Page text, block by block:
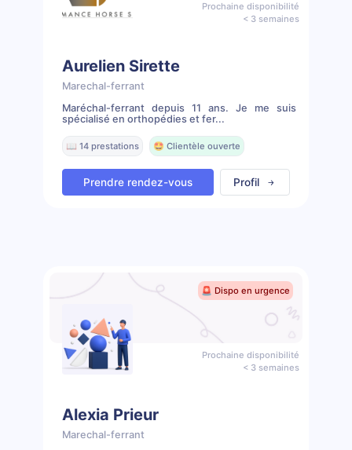
Prochaine disponibilité
< 3 semaines
Aurelien Sirette
Marechal-ferrant
Maréchal-ferrant depuis 11 ans. Je me suis
spécialisé en orthopédies et fer...
📖 14 prestations 🤩 Clientèle ouverte
Prendre rendez-vous Profil
🚨 Dispo en urgence
Prochaine disponibilité
< 3 semaines
Alexia Prieur
Marechal-ferrant